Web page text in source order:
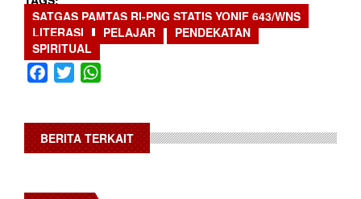
SATGAS PAMTAS RI-PNG STATIS YONIF 643/WNS
LITERASI
PELAJAR
PENDEKATAN
SPIRITUAL
Facebook
Twitter
BERITA TERKAIT